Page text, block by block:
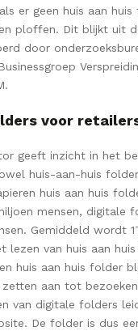
er geen huis aan
ploffen. Dit blijkt uit
door
voor
geeft inzicht in het
huis-aan-huis
huis aan huis
mensen, digitale
Gemiddeld wordt
lezen van huis aan
huis aan huis folder
aan tot
van digitale folders
De folder is dus